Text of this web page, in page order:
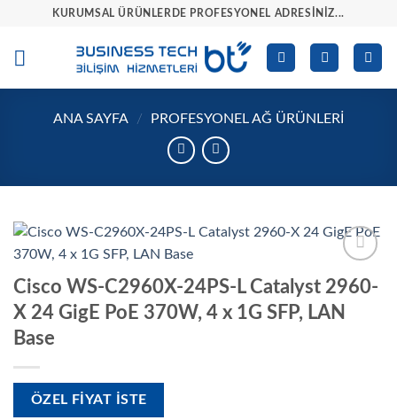
KURUMSAL ÜRÜNLERDE PROFESYONEL ADRESINIZ...
ANA SAYFA / PROFESYONEL AĞ ÜRÜNLERI
İstek
listesine
Cisco WS-C2960X-24PS-L Catalyst 2960-
X 24 GigE PoE 370W, 4 x 1G SFP, LAN
Base
ÖZEL FIYAT ISTE